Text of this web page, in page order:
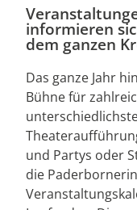
informieren
dem ganzen
Das ganze Jahr
Bühne für
und Partys oder
die